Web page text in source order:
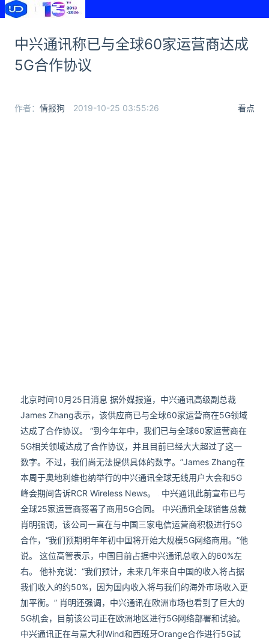
中兴通讯称已与全球60家运营商达成
5G合作协议
看点
作者： 情报狗 2019-10-25 03:55:26
北京时间10月25日消息 据外媒报道，中兴通讯高级副总裁
James Zhang表示，该供应商已与全球60家运营商在5G领域
达成了合作协议。 “到今年年中，我们已与全球60家运营商在
5G相关领域达成了合作协议，并且目前已经大大超过了这一
数字。不过，我们尚无法提供具体的数字。”James Zhang在
本周于奥地利维也纳举行的中兴通讯全球无线用户大会和5G
峰会期间告诉RCR Wireless News。
中兴通讯此前宣布已与
全球25家运营商签署了商用5G合同。 中兴通讯全球销售总裁
肖明强调，该公司一直在与中国三家电信运营商积极进行5G
合作，“我们预期明年年初中国将开始大规模5G网络商用。”他
说。 这位高管表示，中国目前占据中兴通讯总收入的60%左
右。 他补充说：“我们预计，未来几年来自中国的收入将占据
我们收入的约50%，因为国内收入将与我们的海外市场收入更
加平衡。” 肖明还强调，中兴通讯在欧洲市场也看到了巨大的
5G机会，目前该公司正在欧洲地区进行5G网络部署和试验。
中兴通讯正在与意大利Wind和西班牙Orange合作进行5G试